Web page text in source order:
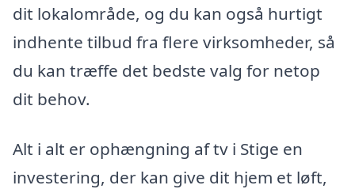
dit lokalområde, og du kan også hurtigt
indhente tilbud fra flere virksomheder, så
du kan træffe det bedste valg for netop
dit behov.
Alt i alt er ophængning af tv i Stige en
investering, der kan give dit hjem et løft,